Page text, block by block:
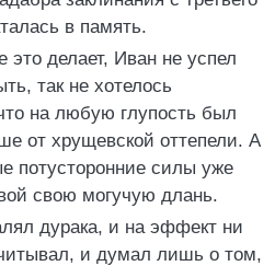
в память.
это делает, Иван не успел
так не хотелось
на любую глупость был
от хрущевской оттепели. А
потусторонние силы уже
свою могучую длань.
дурака, и на эффект ни
и думал лишь о том,